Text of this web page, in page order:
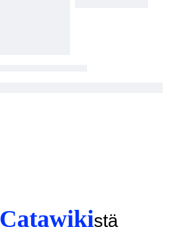
Catawikistä